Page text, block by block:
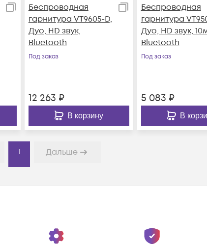
Беспроводная
гарнитура VT9605-D,
Дуо, HD звук,
Bluetooth
Под заказ
12 263 ₽
В корзину
Беспроводная
гарнитура
Дуо, HD звук,
Bluetooth
Под заказ
5 083 ₽
В
1 Дальше